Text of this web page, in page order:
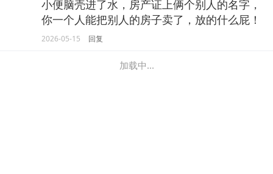
小便脑壳进了水，房产证上俩个别人的名字，
你一个人能把别人的房子卖了，放的什么屁！
2026-05-15 回复
加载中...